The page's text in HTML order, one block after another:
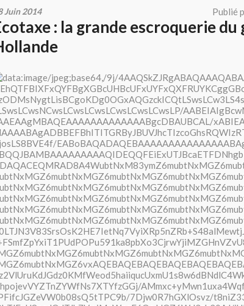
Juin 2014 Publié
: la grande escroquerie